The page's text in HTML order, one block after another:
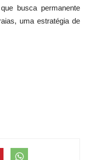
busca permanente
uma estratégia de